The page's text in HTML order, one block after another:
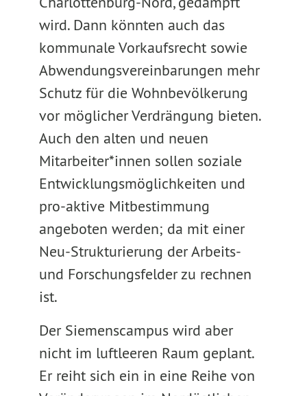
wird. Dann könnten auch das
kommunale Vorkaufsrecht sowie
Abwendungsvereinbarungen mehr
Schutz für die Wohnbevölkerung
vor möglicher Verdrängung bieten.
Auch den alten und neuen
Mitarbeiter*innen sollen soziale
Entwicklungsmöglichkeiten und
pro-aktive Mitbestimmung
angeboten werden; da mit einer
Neu-Strukturierung der Arbeits-
und Forschungsfelder zu rechnen
ist.
Der Siemenscampus wird aber
nicht im luftleeren Raum geplant.
Er reiht sich ein in eine Reihe von